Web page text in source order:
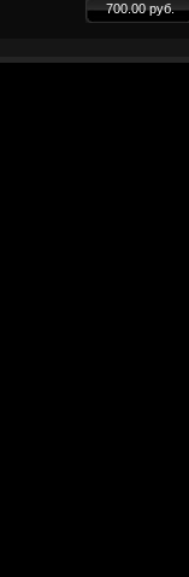
700.00 руб.